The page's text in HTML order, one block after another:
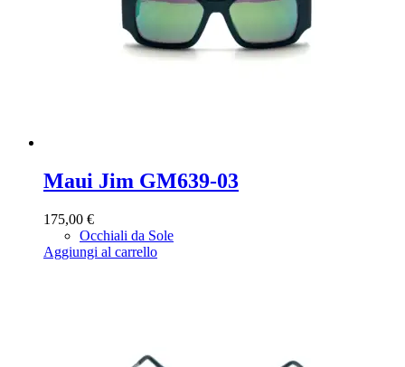
Maui Jim GM639-03
175,00 €
Occhiali da Sole
Aggiungi al carrello